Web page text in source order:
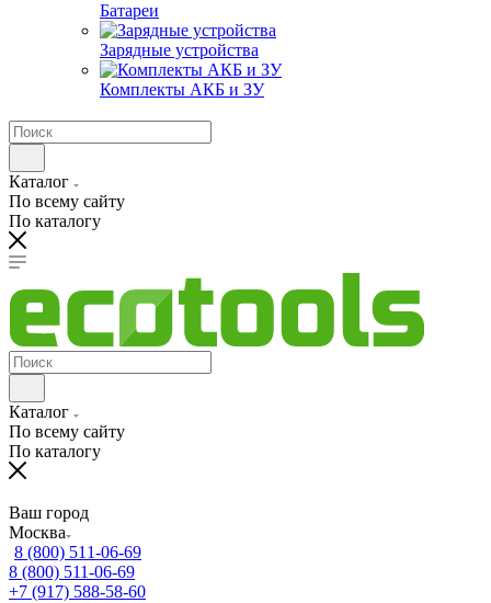
Батареи
Зарядные устройства
Комплекты АКБ и ЗУ
Каталог
По всему сайту
По каталогу
Каталог
По всему сайту
По каталогу
Ваш город
Москва
8 (800) 511-06-69
8 (800) 511-06-69
+7 (917) 588-58-60